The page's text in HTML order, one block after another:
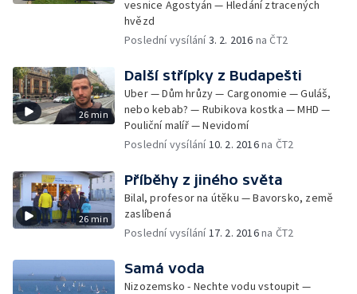
vesnice Agostyán — Hledání ztracených
hvězd
Poslední vysílání3. 2. 2016 na ČT2
26 min
Další střípky z Budapešti
Uber — Dům hrůzy — Cargonomie — Guláš,
nebo kebab? — Rubikova kostka — MHD —
Pouliční malíř — Nevidomí
Poslední vysílání10. 2. 2016na ČT2
26 min
Příběhy z jiného světa
Bilal, profesor na útěku — Bavorsko, země
zaslíbená
Poslední vysílání17. 2. 2016na ČT2
Samá voda
Nizozemsko - Nechte vodu vstoupit —